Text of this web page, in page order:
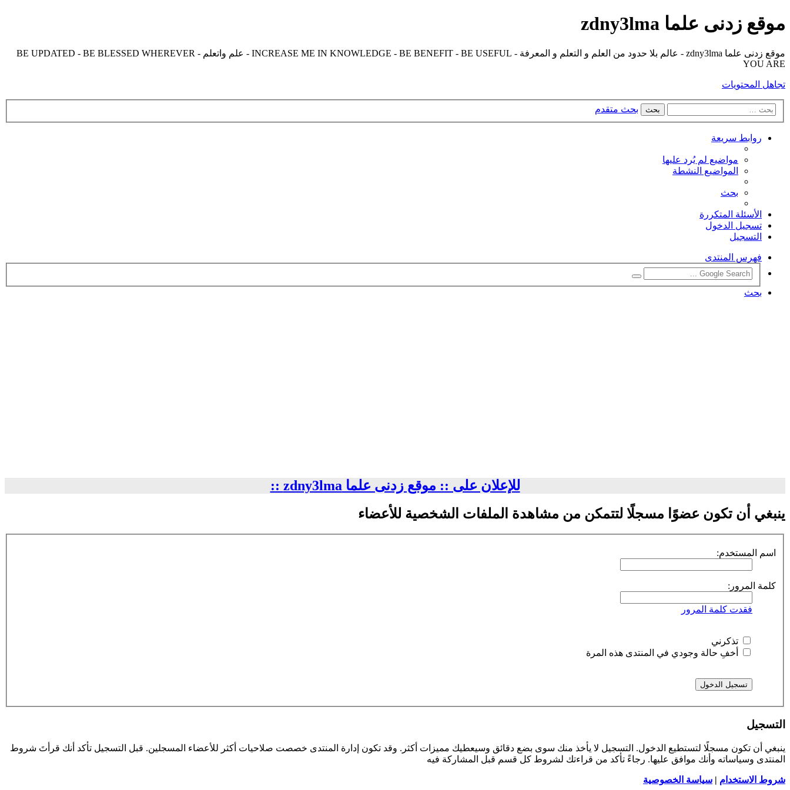
موقع زدنى علما zdny3lma
موقع زدنى علما zdny3lma - عالم بلا حدود من العلم و التعلم و المعرفة - INCREASE ME IN KNOWLEDGE - BE BENEFIT - BE USEFUL - علم واتعلم - BE UPDATED - BE BLESSED WHEREVER
YOU ARE
تجاهل المحتويات
بحث بحث متقدم
روابط سريعة
مواضيع لم يُرد عليها
المواضيع النشطة
بحث
الأسئلة المتكررة
تسجيل الدخول
التسجيل
فهرس المنتدى
بحث
للإعلان على :: موقع زدنى علما zdny3lma ::
ينبغي أن تكون عضوًا مسجلًا لتتمكن من مشاهدة الملفات الشخصية للأعضاء
اسم المستخدم:
كلمة المرور:
فقدت كلمة المرور
تذكرني
أخفِ حالة وجودي في المنتدى هذه المرة
التسجيل
ينبغي أن تكون مسجلًا لتستطيع الدخول. التسجيل لا يأخذ منك سوى بضع دقائق وسيعطيك مميزات أكثر. وقد تكون إدارة المنتدى خصصت صلاحيات أكثر للأعضاء المسجلين. قبل التسجيل تأكد أنك قرأتَ شروط
المنتدى وسياساته وأنك موافق عليها. رجاءً تأكد من قراءتك لشروط كل قسم قبل المشاركة فيه
شروط الاستخدام | سياسة الخصوصية